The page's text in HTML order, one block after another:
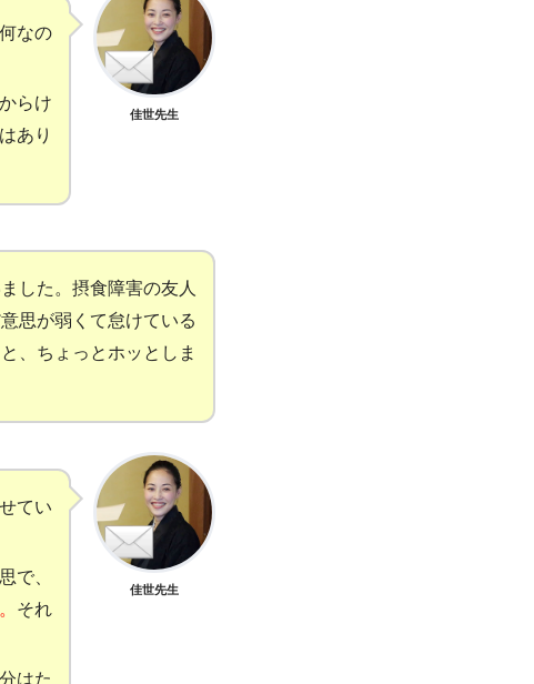
なの
らけ
あり
佳世先生
した。摂食障害の友人
思が弱くて怠けている
、ちょっとホッとしま
てい
で、
それ
はた
佳世先生